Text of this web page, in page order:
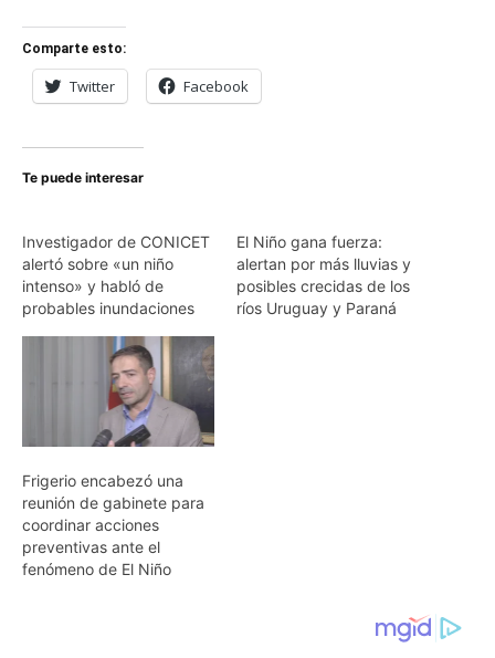
Comparte esto:
Twitter Facebook
Te puede interesar
Investigador de CONICET
alertó sobre «un niño
intenso» y habló de
probables inundaciones
El Niño gana fuerza:
alertan por más lluvias y
posibles crecidas de los
ríos Uruguay y Paraná
Frigerio encabezó una
reunión de gabinete para
coordinar acciones
preventivas ante el
fenómeno de El Niño